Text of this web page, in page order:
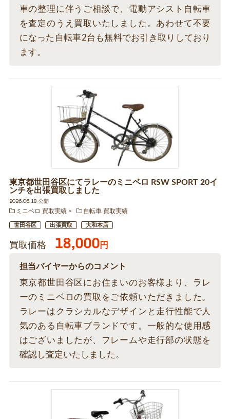
車の整理に伴うご相談で、電動アシスト自転車
を査定のうえ買取いたしました。あわせて不要
になった自転車2台も無料でお引き取りしており
ます。
東京都世田谷区にてラレーのミニベロ RSW SPORT 20イ
ンチを出張買取しました
2026.06.18 公開
ミニベロ 買取実績
自転車 買取実績
世田谷区 出張買取 大和本店
買取価格 18,000円
担当バイヤーからのコメント
東京都世田谷区にお住まいのお客様より、ラレ
ーのミニベロの買取をご依頼いただきました。
ラレーはクラシカルなデザインと走行性能で人
気のある自転車ブランドです。一般的な使用感
はございましたが、フレームや走行部の状態を
確認し査定いたしました。